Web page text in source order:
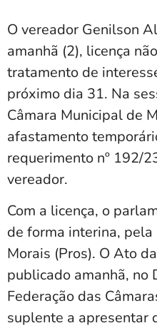
O vereador Genilson
amanhã (2), licença
tratamento de
próximo dia 31. Na
Câmara Municipal de
afastamento
requerimento nº 192/
vereador.
Com a licença, o
de forma interina,
Morais (Pros). O Ato
publicado amanhã, no
Federação das
suplente a apresentar